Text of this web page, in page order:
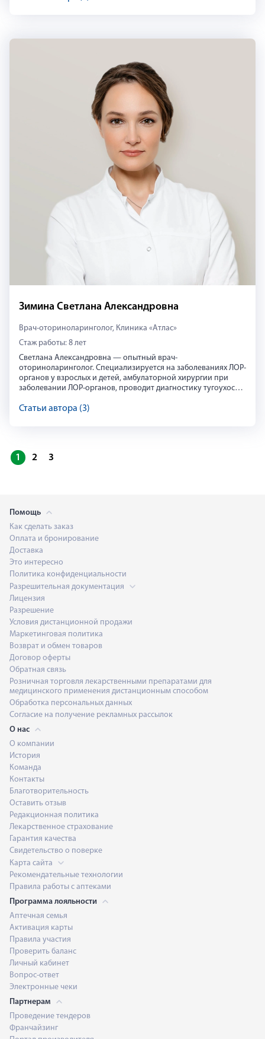
Ольга Агеева
В 2013 году после окончания кадетского училища, решила
Юлия Карачёва
Юлия Викторовна — опытный врач-психотерапевт.
https://vk.com/atlasclinic
психотерапии до ноября 2024 года, психиатрии-наркологии
Светлана Зимина
Зимина Светлана Александровна
Врач-оториноларинголог, Клиника «Атлас»
Стаж работы: 8 лет
Светлана Александровна — опытный врач-
оториноларинголог. Специализируется на заболеваниях ЛОР-
органов у взрослых и детей, амбулаторной хирургии при
заболевании ЛОР-органов, проводит диагностику тугоухости
Статьи автора (3)
1 2 3
Помощь
Как сделать заказ
Оплата и бронирование
Доставка
Это интересно
Политика конфиденциальности
Разрешительная документация
Лицензия
Разрешение
Условия дистанционной продажи
Маркетинговая политика
Возврат и обмен товаров
Договор оферты
Обратная связь
Розничная торговля лекарственными препаратами для
медицинского применения дистанционным способом
Обработка персональных данных
Согласие на получение рекламных рассылок
О нас
О компании
История
Команда
Контакты
Благотворительность
Оставить отзыв
Редакционная политика
Лекарственное страхование
Гарантия качества
Свидетельство о поверке
Карта сайта
Рекомендательные технологии
Правила работы с аптеками
Программа лояльности
Аптечная семья
Активация карты
Правила участия
Проверить баланс
Личный кабинет
Вопрос-ответ
Электронные чеки
Партнерам
Проведение тендеров
Франчайзинг